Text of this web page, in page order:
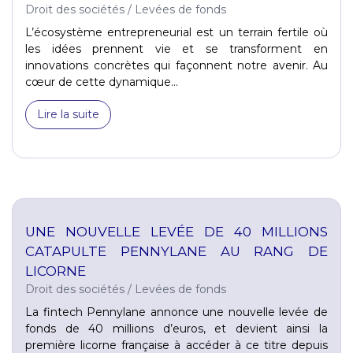
Droit des sociétés / Levées de fonds
L’écosystème entrepreneurial est un terrain fertile où
les idées prennent vie et se transforment en
innovations concrètes qui façonnent notre avenir. Au
cœur de cette dynamique...
Lire la suite
UNE NOUVELLE LEVÉE DE 40 MILLIONS
CATAPULTE PENNYLANE AU RANG DE
LICORNE
Droit des sociétés / Levées de fonds
La fintech Pennylane annonce une nouvelle levée de
fonds de 40 millions d’euros, et devient ainsi la
première licorne française à accéder à ce titre depuis